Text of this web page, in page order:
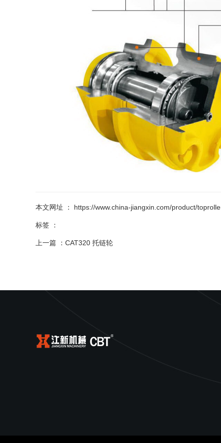
本文网址 ： https://www.china-jiangxin.com/product/
标签 ：
上一篇 ： CAT320 托链轮